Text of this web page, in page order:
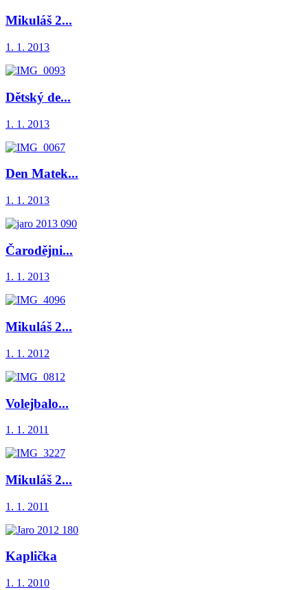
Mikuláš 2...
1. 1. 2013
Dětský de...
1. 1. 2013
Den Matek...
1. 1. 2013
Čarodějni...
1. 1. 2013
Mikuláš 2...
1. 1. 2012
Volejbalo...
1. 1. 2011
Mikuláš 2...
1. 1. 2011
Kaplička
1. 1. 2010